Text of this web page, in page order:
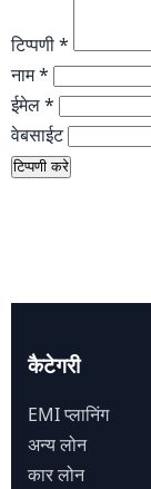
टिप्पणी*
नाम*
ईमेल*
वेबसाईट
कैटेगरी
EMI प्लानिंग
अन्य लोन
कार लोन